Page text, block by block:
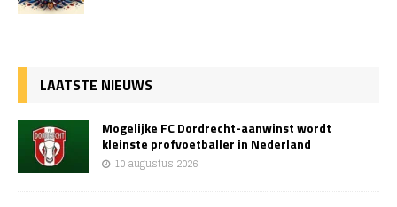
LAATSTE NIEUWS
Mogelijke FC Dordrecht-aanwinst wordt
kleinste profvoetballer in Nederland
10 augustus 2026